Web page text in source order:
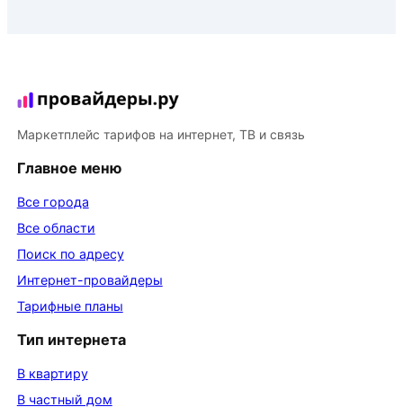
Маркетплейс тарифов на интернет, ТВ и связь
Главное меню
Все города
Все области
Поиск по адресу
Интернет-провайдеры
Тарифные планы
Тип интернета
В квартиру
В частный дом